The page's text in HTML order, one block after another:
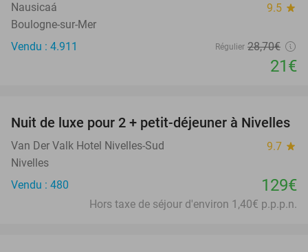
Nausicaá 9.5 star
Boulogne-sur-Mer
Vendu : 4.911
Régulier 28,70€
21€
Nuit de luxe pour 2 + petit-déjeuner à Nivelles
Van Der Valk Hotel Nivelles-Sud 9.7 star
Nivelles
Vendu : 480
129€
Hors taxe de séjour d'environ 1,40€ p.p.p.n.